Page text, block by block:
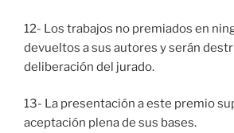
12- Los trabajos no premiados en
devueltos a sus autores y serán
deliberación del jurado.
13- La presentación a este premio
aceptación plena de sus bases.